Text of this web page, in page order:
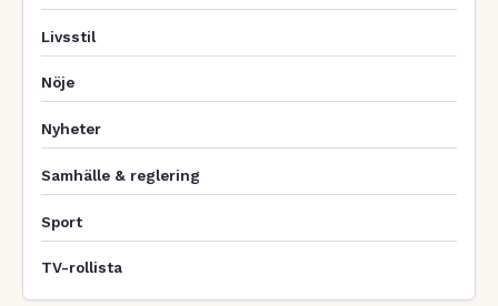
Livsstil
Nöje
Nyheter
Samhälle & reglering
Sport
TV-rollista